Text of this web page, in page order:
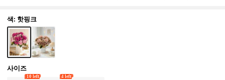
색: 핫핑크
사이즈
10 left 4 left